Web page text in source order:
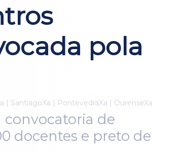
pola
| SantiagoXa | PontevedraXa | OurenseXa
de
docentes e preto de